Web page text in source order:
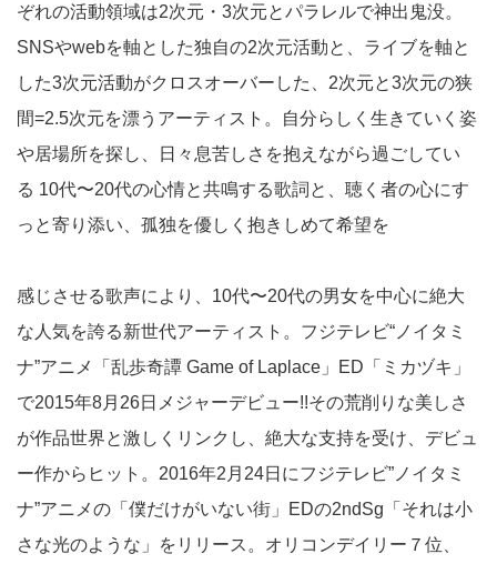
ぞれの活動領域は2次元・3次元とパラレルで神出鬼没。
SNSやwebを軸とした独自の2次元活動と、ライブを軸と
した3次元活動がクロスオーバーした、2次元と3次元の狭
間=2.5次元を漂うアーティスト。自分らしく生きていく姿
や居場所を探し、日々息苦しさを抱えながら過ごしてい
る 10代〜20代の心情と共鳴する歌詞と、聴く者の心にす
っと寄り添い、孤独を優しく抱きしめて希望を
感じさせる歌声により、10代〜20代の男女を中心に絶大
な人気を誇る新世代アーティスト。フジテレビ“ノイタミ
ナ”アニメ「乱歩奇譚 Game of Laplace」ED「ミカヅキ」
で2015年8月26日メジャーデビュー!!その荒削りな美しさ
が作品世界と激しくリンクし、絶大な支持を受け、デビュ
ー作からヒット。2016年2月24日にフジテレビ”ノイタミ
ナ”アニメの「僕だけがいない街」EDの2ndSg「それは小
さな光のような」をリリース。オリコンデイリー７位、